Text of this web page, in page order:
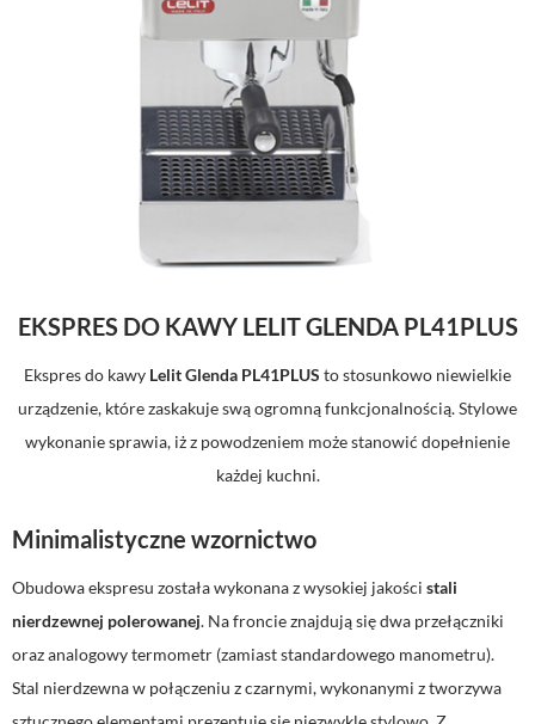
EKSPRES DO KAWY LELIT GLENDA PL41PLUS
Ekspres do kawy Lelit Glenda PL41PLUS to stosunkowo niewielkie
urządzenie, które zaskakuje swą ogromną funkcjonalnością. Stylowe
wykonanie sprawia, iż z powodzeniem może stanowić dopełnienie
każdej kuchni.
Minimalistyczne wzornictwo
Obudowa ekspresu została wykonana z wysokiej jakości stali
nierdzewnej polerowanej. Na froncie znajdują się dwa przełączniki
oraz analogowy termometr (zamiast standardowego manometru).
Stal nierdzewna w połączeniu z czarnymi, wykonanymi z tworzywa